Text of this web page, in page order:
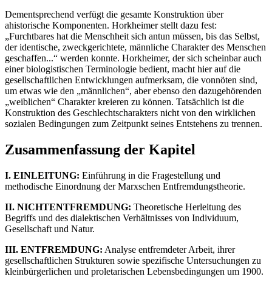
Dementsprechend verfügt die gesamte Konstruktion über
ahistorische Komponenten. Horkheimer stellt dazu fest:
„Furchtbares hat die Menschheit sich antun müssen, bis das Selbst,
der identische, zweckgerichtete, männliche Charakter des Menschen
geschaffen...“ werden konnte. Horkheimer, der sich scheinbar auch
einer biologistischen Terminologie bedient, macht hier auf die
gesellschaftlichen Entwicklungen aufmerksam, die vonnöten sind,
um etwas wie den „männlichen“, aber ebenso den dazugehörenden
„weiblichen“ Charakter kreieren zu können. Tatsächlich ist die
Konstruktion des Geschlechtscharakters nicht von den wirklichen
sozialen Bedingungen zum Zeitpunkt seines Entstehens zu trennen.
Zusammenfassung der Kapitel
I. EINLEITUNG: Einführung in die Fragestellung und
methodische Einordnung der Marxschen Entfremdungstheorie.
II. NICHTENTFREMDUNG: Theoretische Herleitung des
Begriffs und des dialektischen Verhältnisses von Individuum,
Gesellschaft und Natur.
III. ENTFREMDUNG: Analyse entfremdeter Arbeit, ihrer
gesellschaftlichen Strukturen sowie spezifische Untersuchungen zu
kleinbürgerlichen und proletarischen Lebensbedingungen um 1900.